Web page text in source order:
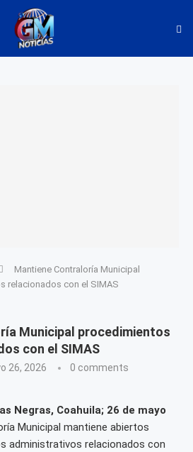
Mantiene Contraloría Municipal
relacionados con el SIMAS
Municipal procedimientos
con el SIMAS
26, 2026 0 comments
Negras, Coahuila; 26 de mayo
Municipal mantiene abiertos
administrativos relacionados con